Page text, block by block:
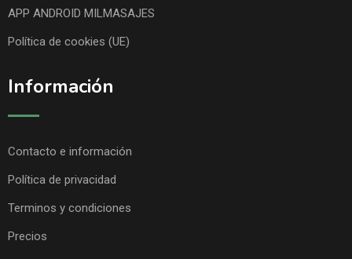
APP ANDROID MILMASAJES
Política de cookies (UE)
Información
Contacto e información
Política de privacidad
Terminos y condiciones
Precios